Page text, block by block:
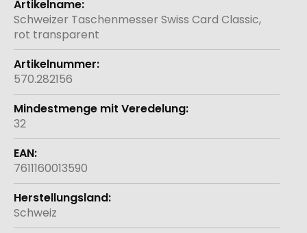
Informationen
Schweizer Taschenmesser Swiss Card Classic,
rot transparent
570.282156
32
7611160013590
Schweiz